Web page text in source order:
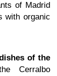
of Madrid
with organic
of the
Cerralbo